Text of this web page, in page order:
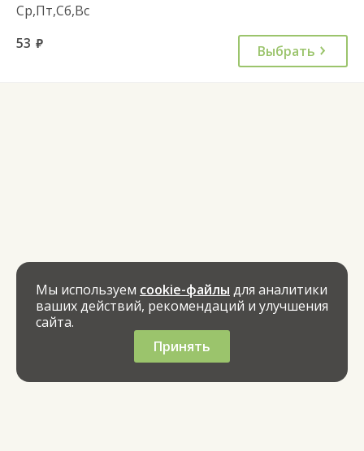
Ср,Пт,Сб,Вс
53 руб. Выбрать
Мы используем cookie-файлы для аналитики
ваших действий, рекомендаций и улучшения
сайта.
Принять